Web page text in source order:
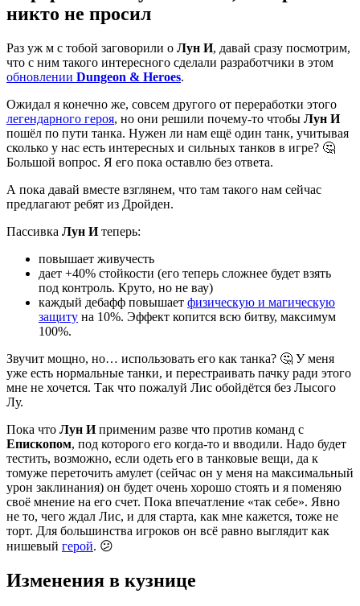
никто не просил
Раз уж м с тобой заговорили о Лун И, давай сразу посмотрим,
что с ним такого интересного сделали разработчики в этом
обновлении Dungeon & Heroes.
Ожидал я конечно же, совсем другого от переработки этого
легендарного героя, но они решили почему-то чтобы Лун И
пошёл по пути танка. Нужен ли нам ещё один танк, учитывая
сколько у нас есть интересных и сильных танков в игре? 🤔
Большой вопрос. Я его пока оставлю без ответа.
А пока давай вместе взглянем, что там такого нам сейчас
предлагают ребят из Дройден.
Пассивка Лун Итеперь:
повышает живучесть
дает +40% стойкости (его теперь сложнее будет взять
под контроль. Круто, но не вау)
каждый дебафф повышает физическую и магическую
защиту на 10%. Эффект копится всю битву, максимум
100%.
Звучит мощно, но… использовать его как танка? 🤔 У меня
уже есть нормальные танки, и перестраивать пачку ради этого
мне не хочется. Так что пожалуй Лис обойдётся без Лысого
Лу.
Пока что Лун Иприменим разве что против команд с
Епископом, под которого его когда-то и вводили. Надо будет
тестить, возможно, если одеть его в танковые вещи, да к
томуже переточить амулет (сейчас он у меня на максимальный
урон заклинания) он будет очень хорошо стоять и я поменяю
своё мнение на его счет. Пока впечатление «так себе». Явно
не то, чего ждал Лис, и для старта, как мне кажется, тоже не
торт. Для большинства игроков он всё равно выглядит как
нишевый герой. 😕
Изменения в кузнице